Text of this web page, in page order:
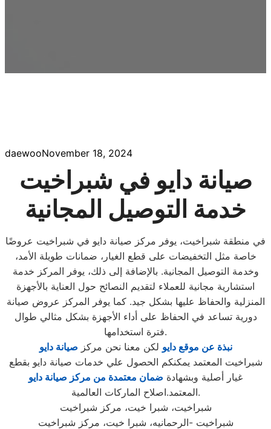
daewooNovember 18, 2024
صيانة دايو في شبراخيت
خدمة التوصيل المجانية
في منطقة شبراخيت، يوفر مركز صيانة دايو في شبراخيت عروضًا
خاصة مثل التخفيضات على قطع الغيار، ضمانات طويلة الأمد،
وخدمة التوصيل المجانية. بالإضافة إلى ذلك، يوفر المركز خدمة
استشارية مجانية للعملاء لتقديم النصائح حول العناية بالأجهزة
المنزلية والحفاظ عليها بشكل جيد. كما يوفر المركز عروض صيانة
دورية تساعد في الحفاظ على أداء الأجهزة بشكل مثالي طوال
فترة استخدامها.
نبذة عن موقع دايو لكن معنا نحن مركز صيانة دايو
شبراخيت المعتمد يمكنكم الحصول علي خدمات صيانة دايو بقطع
غيار أصلية وبشهادة ضمان معتمدة من مركز صيانة دايو
المعتمد.اصلاح الماركات العالمية.
شبراخيت، شبرا خيت، مركز شبراخيت
شبراخيت -الرحمانيه، شبرا خيت، مركز شبراخيت